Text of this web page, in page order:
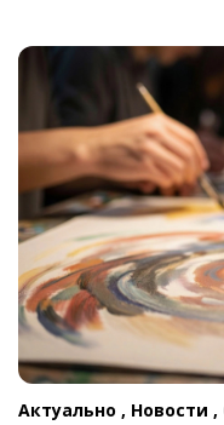
Актуально , Новости ,